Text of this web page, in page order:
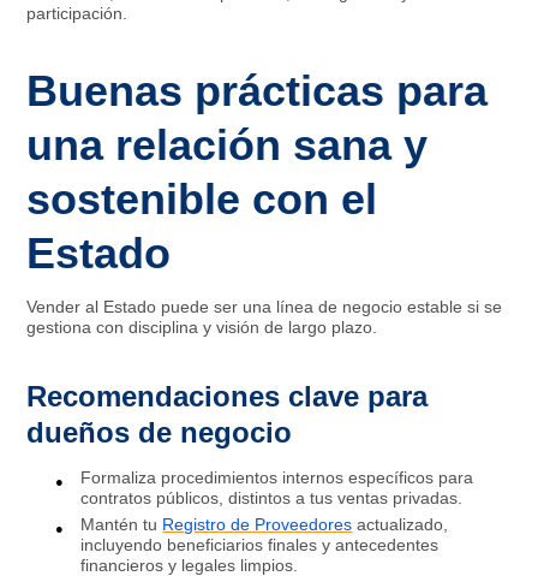
participación.​
Buenas prácticas para
una relación sana y
sostenible con el
Estado
Vender al Estado puede ser una línea de negocio estable si se
gestiona con disciplina y visión de largo plazo.
Recomendaciones clave para
dueños de negocio
Formaliza procedimientos internos específicos para
contratos públicos, distintos a tus ventas privadas.​
Mantén tu Registro de Proveedores actualizado,
incluyendo beneficiarios finales y antecedentes
financieros y legales limpios.